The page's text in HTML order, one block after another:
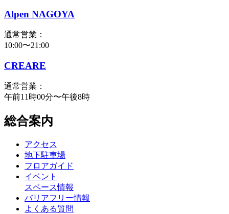
Alpen NAGOYA
通常営業：
10:00〜21:00
CREARE
通常営業：
午前11時00分〜午後8時
総合案内
アクセス
地下駐車場
フロアガイド
イベント
スペース情報
バリアフリー情報
よくある質問